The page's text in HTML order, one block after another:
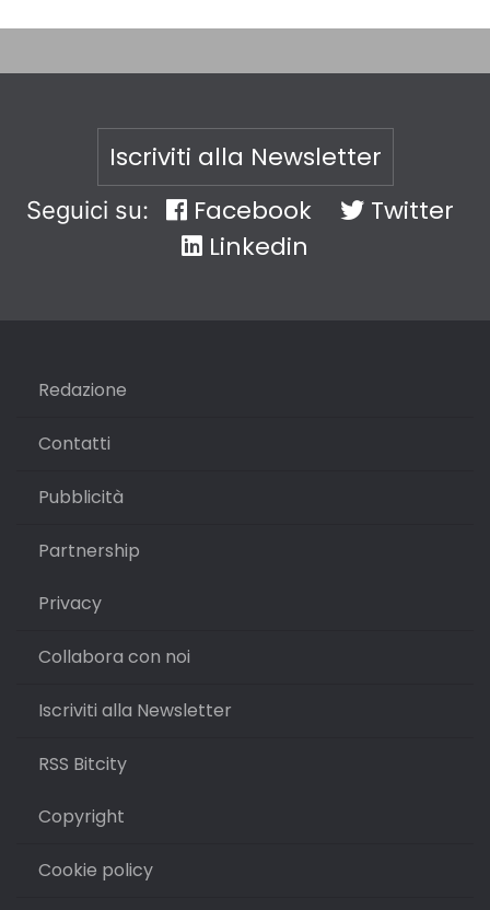
Iscriviti alla Newsletter
Seguici su: Facebook
Twitter
Linkedin
Redazione
Contatti
Pubblicità
Partnership
Privacy
Collabora con noi
Iscriviti alla Newsletter
RSS Bitcity
Copyright
Cookie policy